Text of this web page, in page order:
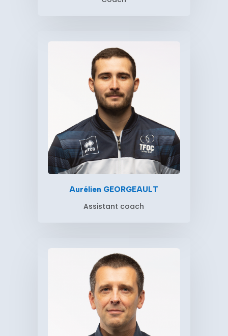
Aurélien GEORGEAULT
Assistant coach